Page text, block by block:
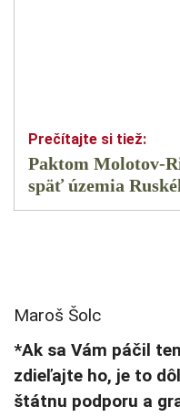
Paktom Molotov-
späť územia
Maroš Šolc
*Ak sa Vám páčil
zdieľajte ho, je to
štátnu podporu a